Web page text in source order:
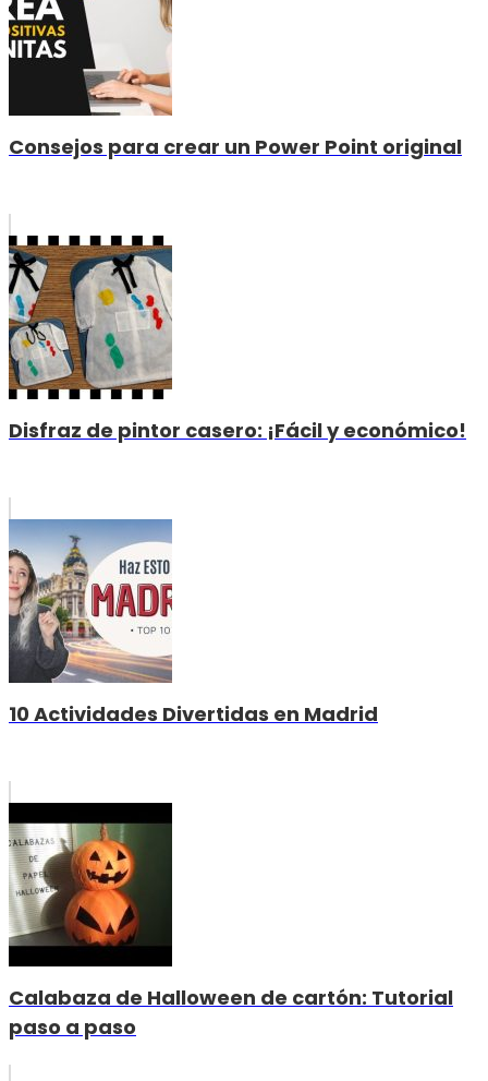
Consejos para crear un Power Point original
Disfraz de pintor casero: ¡Fácil y económico!
10 Actividades Divertidas en Madrid
Calabaza de Halloween de cartón: Tutorial
paso a paso